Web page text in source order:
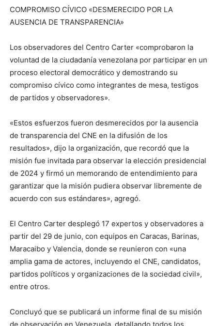
COMPROMISO CÍVICO «DESMERECIDO POR LA
AUSENCIA DE TRANSPARENCIA»
Los observadores del Centro Carter «comprobaron la
voluntad de la ciudadanía venezolana por participar en un
proceso electoral democrático y demostrando su
compromiso cívico como integrantes de mesa, testigos
de partidos y observadores».
«Estos esfuerzos fueron desmerecidos por la ausencia
de transparencia del CNE en la difusión de los
resultados», dijo la organización, que recordó que la
misión fue invitada para observar la elección presidencial
de 2024 y firmó un memorando de entendimiento para
garantizar que la misión pudiera observar libremente de
acuerdo con sus estándares», agregó.
El Centro Carter desplegó 17 expertos y observadores a
partir del 29 de junio, con equipos en Caracas, Barinas,
Maracaibo y Valencia, donde se reunieron con «una
amplia gama de actores, incluyendo el CNE, candidatos,
partidos políticos y organizaciones de la sociedad civil»,
entre otros.
Concluyó que se publicará un informe final de su misión
de observación en Venezuela, detallando todos los